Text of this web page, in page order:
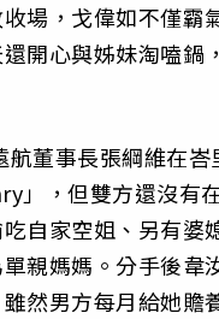
場，戈偉如不僅霸
開心與姊妹淘嗑鍋
航董事長張綱維在峇
」，但雙方還沒有
自家空姐、另有婆
親媽媽。分手後韋
然男方每月給她贍